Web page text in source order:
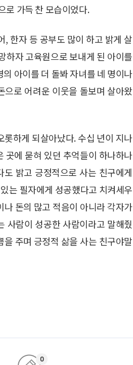
로 가득 찬 모습이었다.
, 한자 등 공부도 많이 하고 밝게 살
하자 고육원으로 보내게 된 아이를
아이를 더 돌봐 자녀를 네 명이나
로 어려운 이웃을 돌보며 살아왔
하게 되살아났다. 수십 년이 지나
곳에 묻혀 있던 추억들이 하나하나
밝고 긍정적으로 사는 친구에게
는 필자에게 성공했다고 치켜세우
돈의 많고 적음이 아니라 각자가
사람이 성공한 사람이라고 말해줬
주며 긍정적 삶을 사는 친구야말
0